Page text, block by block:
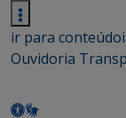
ir para conteúdo
Ouvidoria